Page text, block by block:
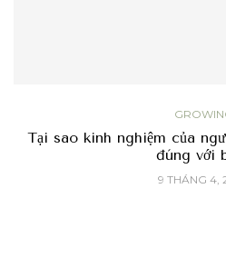
Tại sao kinh nghiệm của
đúng với
9 THÁNG 4,